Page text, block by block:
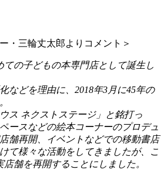
・三輪丈太郎よりコメント＞
ての子どもの本専門店として誕生し
などを理由に、2018年3月に45年の
ス ネクストステージ」と銘打っ
ースなどの絵本コーナーのプロデュ
舗再開、イベントなどでの移動書店
て様々な活動をしてきましたが、こ
舗を再開することにしました。